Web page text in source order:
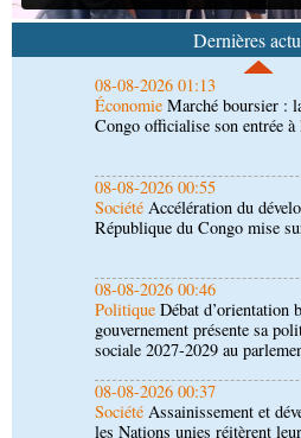
Dernières
Congo officialise son entrée
08-08-2026 00:55
SociétéAccélération du
République du Congo mise
08-08-2026 00:46
PolitiqueDébat d’orientation
gouvernement présente sa
08-08-2026 00:37
SociétéAssainissement et
les Nations unies réitèrent
07-08-2026 11:03
SportFootball, le week-end
des Congolais de la diaspora